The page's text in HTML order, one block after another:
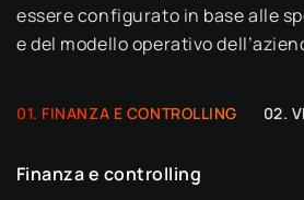
essere configurato in base alle
e del modello operativo
FINANZA E CONTROLLING
Finanza e controlling